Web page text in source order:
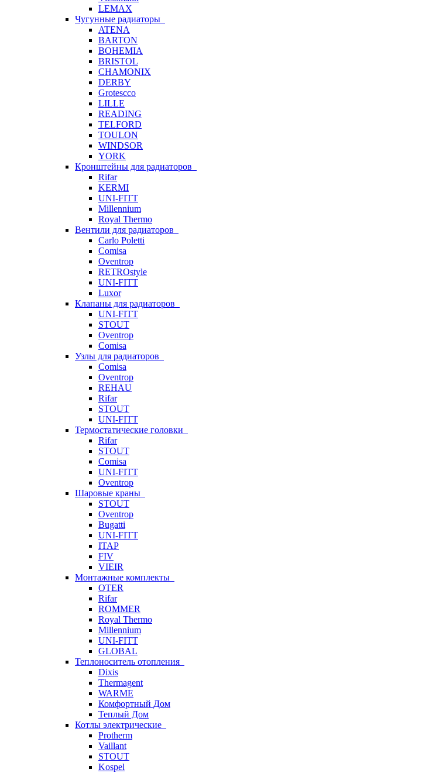
LEMAX
Чугунные радиаторы
ATENA
BARTON
BOHEMIA
BRISTOL
CHAMONIX
DERBY
Grotescco
LILLE
READING
TELFORD
TOULON
WINDSOR
YORK
Кронштейны для радиаторов
Rifar
KERMI
UNI-FITT
Millennium
Royal Thermo
Вентили для радиаторов
Carlo Poletti
Comisa
Oventrop
RETROstyle
UNI-FITT
Luxor
Клапаны для радиаторов
UNI-FITT
STOUT
Oventrop
Comisa
Узлы для радиаторов
Comisa
Oventrop
REHAU
Rifar
STOUT
UNI-FITT
Термостатические головки
Rifar
STOUT
Comisa
UNI-FITT
Oventrop
Шаровые краны
STOUT
Oventrop
Bugatti
UNI-FITT
ITAP
FIV
VIEIR
Монтажные комплекты
OTER
Rifar
ROMMER
Royal Thermo
Millennium
UNI-FITT
GLOBAL
Теплоноситель отопления
Dixis
Thermagent
WARME
Комфортный Дом
Теплый Дом
Котлы электрические
Protherm
Vaillant
STOUT
Kospel